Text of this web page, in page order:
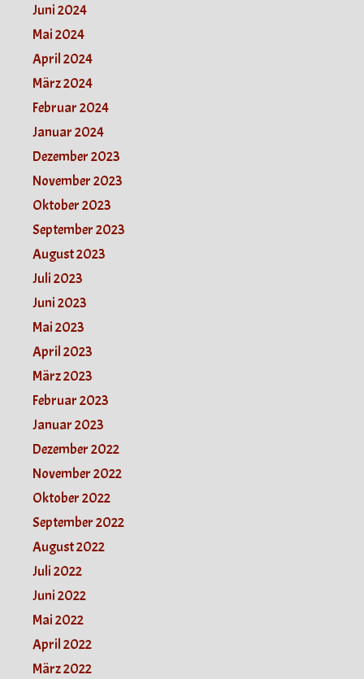
Juni 2024
Mai 2024
April 2024
März 2024
Februar 2024
Januar 2024
Dezember 2023
November 2023
Oktober 2023
September 2023
August 2023
Juli 2023
Juni 2023
Mai 2023
April 2023
März 2023
Februar 2023
Januar 2023
Dezember 2022
November 2022
Oktober 2022
September 2022
August 2022
Juli 2022
Juni 2022
Mai 2022
April 2022
März 2022